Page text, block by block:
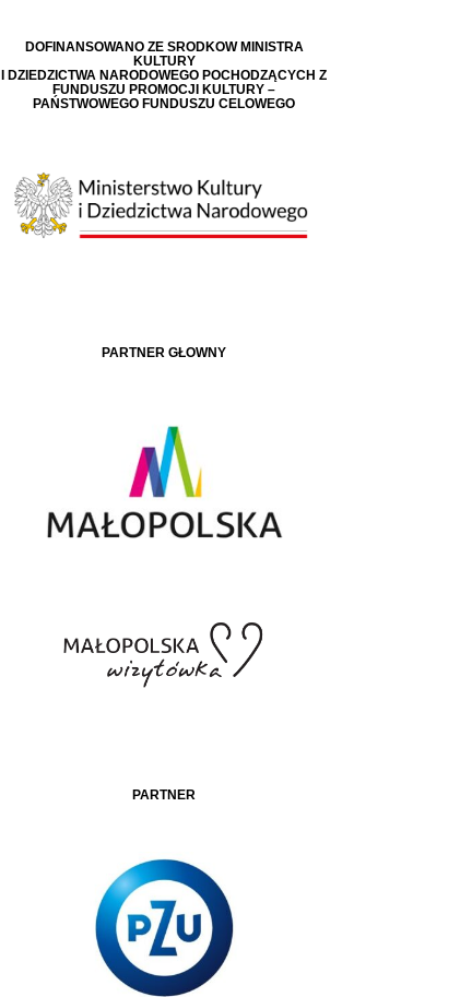
DOFINANSOWANO ZE ŚRODKÓW MINISTRA
KULTURY
I DZIEDZICTWA NARODOWEGO POCHODZĄCYCH Z
FUNDUSZU PROMOCJI KULTURY –
PAŃSTWOWEGO FUNDUSZU CELOWEGO
PARTNER GŁÓWNY
PARTNER